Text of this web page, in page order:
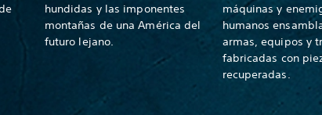
hundidas y las imponentes
montañas de una América del
futuro lejano.
máquinas y
humanos
armas, equipos y
fabricadas con
recuperadas.